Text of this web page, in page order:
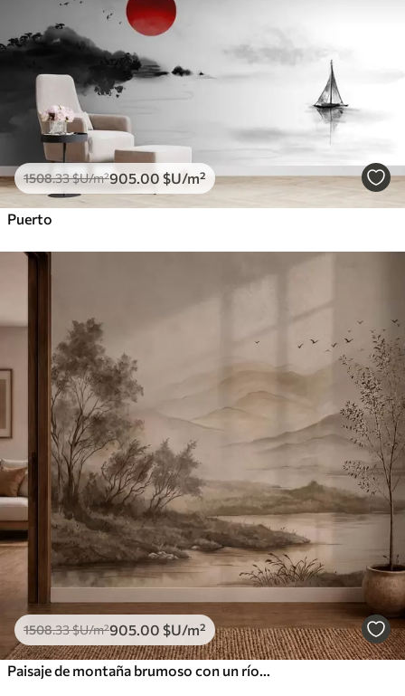
1508.33$U/m²905 .00 $U/m²
Puerto
1508.33$U/m²905 .00 $U/m²